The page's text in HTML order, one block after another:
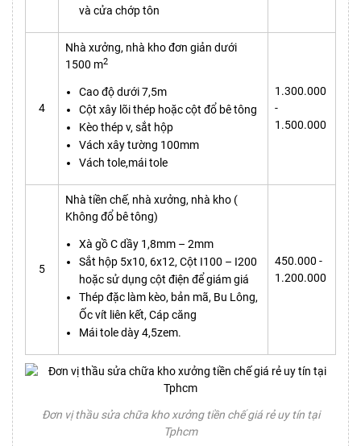
và cửa chớp tôn
4
Nhà xưởng, nhà kho đơn giản dưới
1500 m2
Cao độ dưới 7,5m
Cột xây lõi thép hoặc cột đổ bê tông
Kèo thép v, sắt hộp
Vách xây tường 100mm
Vách tole,mái tole
1.300.000
-
1.500.000
5
Nhà tiền chế, nhà xưởng, nhà kho (
Không đổ bê tông)
Xà gồ C dầy 1,8mm – 2mm
Sắt hộp 5x10, 6x12, Cột I100 – I200
hoặc sử dụng cột điện để giám giá
Thép đặc làm kèo, bản mã, Bu Lông,
Ốc vít liên kết, Cáp căng
Mái tole dày 4,5zem.
450.000 -
1.200.000
Đơn vị thầu sửa chữa kho xưởng tiền chế giá rẻ uy tín tại
Tphcm